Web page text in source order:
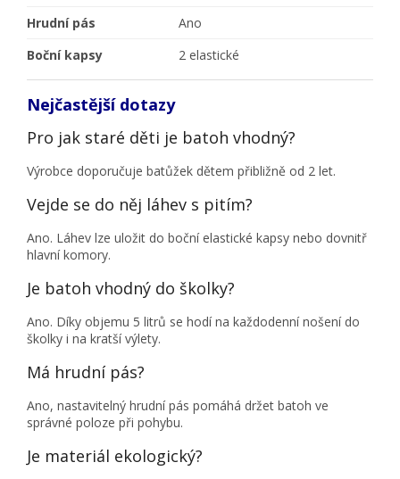
Hrudní pás
Ano
Boční kapsy
2 elastické
Nejčastější dotazy
Pro jak staré děti je batoh vhodný?
Výrobce doporučuje batůžek dětem přibližně od 2 let.
Vejde se do něj láhev s pitím?
Ano. Láhev lze uložit do boční elastické kapsy nebo dovnitř
hlavní komory.
Je batoh vhodný do školky?
Ano. Díky objemu 5 litrů se hodí na každodenní nošení do
školky i na kratší výlety.
Má hrudní pás?
Ano, nastavitelný hrudní pás pomáhá držet batoh ve
správné poloze při pohybu.
Je materiál ekologický?